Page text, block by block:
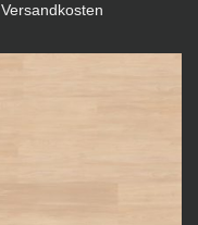
Versandkosten